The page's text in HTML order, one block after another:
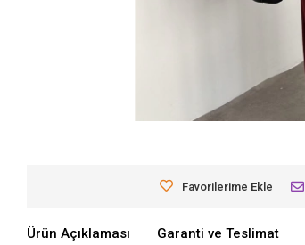
Favorilerime Ekle
Ürün Açıklaması Garanti ve Teslimat